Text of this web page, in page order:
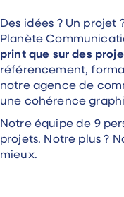
Des idées ? Un projet
Planète
print que sur des
référencement,
notre agence de
une cohérence
Notre équipe de 9
projets. Notre plus ?
mieux.